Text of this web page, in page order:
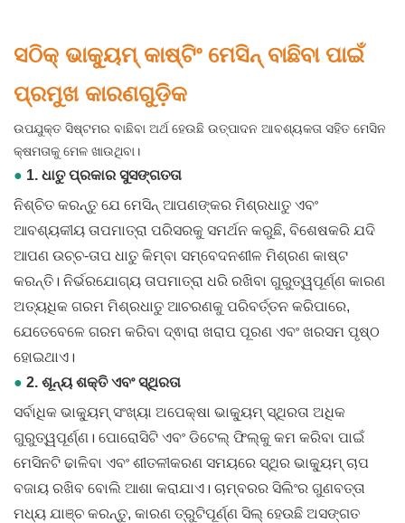
ସଠିକ୍ ଭାକ୍ୟୁମ୍ କାଷ୍ଟିଂ ମେସିନ୍ ବାଛିବା ପାଇଁ
ପ୍ରମୁଖ କାରଣଗୁଡ଼ିକ
ଉପଯୁକ୍ତ ସିଷ୍ଟମର ବାଛିବା ଅର୍ଥ ହେଉଛି ଉତ୍ପାଦନ ଆବଶ୍ୟକତା ସହିତ ମେସିନ
କ୍ଷମତାକୁ ମେଳ ଖାଉଥିବା।
● 1. ଧାତୁ ପ୍ରକାର ସୁସଙ୍ଗତତା
ନିଶ୍ଚିତ କରନ୍ତୁ ଯେ ମେସିନ୍ ଆପଣଙ୍କର ମିଶ୍ରଧାତୁ ଏବଂ
ଆବଶ୍ୟକୀୟ ତାପମାତ୍ରା ପରିସରକୁ ସମର୍ଥନ କରୁଛି, ବିଶେଷକରି ଯଦି
ଆପଣ ଉଚ୍ଚ-ତାପ ଧାତୁ କିମ୍ବା ସମ୍ବେଦନଶୀଳ ମିଶ୍ରଣ କାଷ୍ଟ
କରନ୍ତି। ନିର୍ଭରଯୋଗ୍ୟ ତାପମାତ୍ରା ଧରି ରଖିବା ଗୁରୁତ୍ୱପୂର୍ଣ୍ଣ କାରଣ
ଅତ୍ୟଧିକ ଗରମ ମିଶ୍ରଧାତୁ ଆଚରଣକୁ ପରିବର୍ତ୍ତନ କରିପାରେ,
ଯେତେବେଳେ ଗରମ କରିବା ଦ୍ଵାରା ଖରାପ ପୂରଣ ଏବଂ ଖରସମ ପୃଷ୍ଠ
ହୋଇଥାଏ।
● 2. ଶୂନ୍ୟ ଶକ୍ତି ଏବଂ ସ୍ଥିରତା
ସର୍ବାଧିକ ଭାକ୍ୟୁମ୍ ସଂଖ୍ୟା ଅପେକ୍ଷା ଭାକ୍ୟୁମ୍ ସ୍ଥିରତା ଅଧିକ
ଗୁରୁତ୍ୱପୂର୍ଣ୍ଣ। ପୋରୋସିଟି ଏବଂ ଡିଟେଲ୍ ଫିଲ୍କୁ କମ କରିବା ପାଇଁ
ମେସିନଟି ଢାଳିବା ଏବଂ ଶୀତଳୀକରଣ ସମୟରେ ସ୍ଥିର ଭାକ୍ୟୁମ୍ ଚାପ
ବଜାୟ ରଖିବ ବୋଲି ଆଶା କରାଯାଏ। ଚାମ୍ବରର ସିଲିଂର ଗୁଣବତ୍ତା
ମଧ୍ୟ ଯାଞ୍ଚ କରନ୍ତୁ, କାରଣ ତ୍ରୁଟିପୂର୍ଣ୍ଣ ସିଲ୍ ହେଉଛି ଅସଙ୍ଗତ